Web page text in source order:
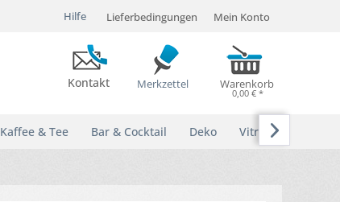
Hilfe Lieferbedingungen
Kontakt Merkzettel
Mein Konto
Warenkorb
0,00 € *
Kaffee & Tee Bar & Cocktail Deko Vitrinen
